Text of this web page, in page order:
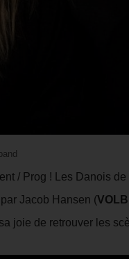
/ Prog ! Les Danois de
Jacob Hansen (
joie de retrouver les